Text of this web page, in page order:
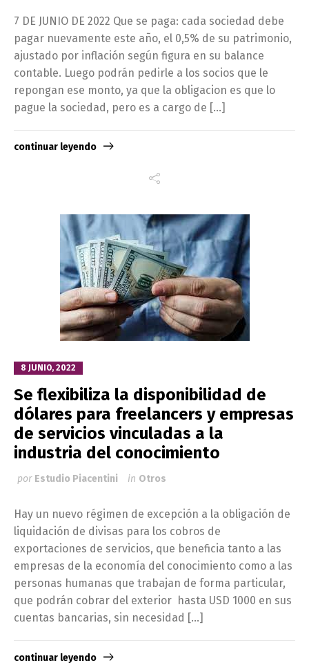
7 DE JUNIO DE 2022 Que se paga: cada sociedad debe
pagar nuevamente este año, el 0,5% de su patrimonio,
ajustado por inflación según figura en su balance
contable. Luego podrán pedirle a los socios que le
repongan ese monto, ya que la obligacion es que lo
pague la sociedad, pero es a cargo de […]
continuar leyendo
8 JUNIO, 2022
Se flexibiliza la disponibilidad de
dólares para freelancers y empresas
de servicios vinculadas a la
industria del conocimiento
por Estudio Piacentini in Otros
Hay un nuevo régimen de excepción a la obligación de
liquidación de divisas para los cobros de
exportaciones de servicios, que beneficia tanto a las
empresas de la economía del conocimiento como a las
personas humanas que trabajan de forma particular,
que podrán cobrar del exterior hasta USD 1000 en sus
cuentas bancarias, sin necesidad […]
continuar leyendo